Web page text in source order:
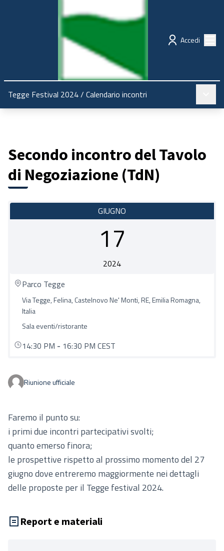
Regione Emilia-Romagna Partecipazione
Accedi
Tegge Festival 2024/ Calendario incontri
Secondo incontro del Tavolo
di Negoziazione (TdN)
GIUGNO
17
2024
Parco Tegge
Via Tegge, Felina, Castelnovo Ne' Monti, RE, Emilia Romagna,
Italia
Sala eventi/ristorante
14:30 PM - 16:30 PM CEST
Riunione ufficiale
Faremo il punto su:
i primi due incontri partecipativi svolti;
quanto emerso finora;
le prospettive rispetto al prossimo momento del 27
giugno dove entreremo maggiormente nei dettagli
delle proposte per il Tegge festival 2024.
Report e materiali